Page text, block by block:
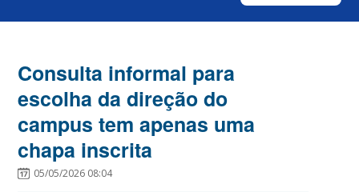
Consulta informal para
escolha da direção do
campus tem apenas uma
chapa inscrita
05/05/2026 08:04